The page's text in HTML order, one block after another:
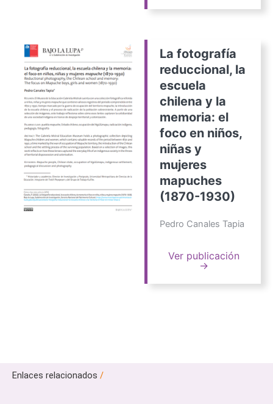
La fotografía
reduccional, la
escuela
chilena y la
memoria: el
foco en niños,
niñas y
mujeres
mapuches
(1870-1930)
Pedro Canales Tapia
Ver publicación
→
Enlaces relacionados /